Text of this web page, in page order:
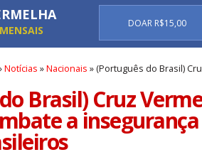
DOAR R$15,00
Notícias »Nacionais » (Português do Brasil)
Brasil) Cruz
a